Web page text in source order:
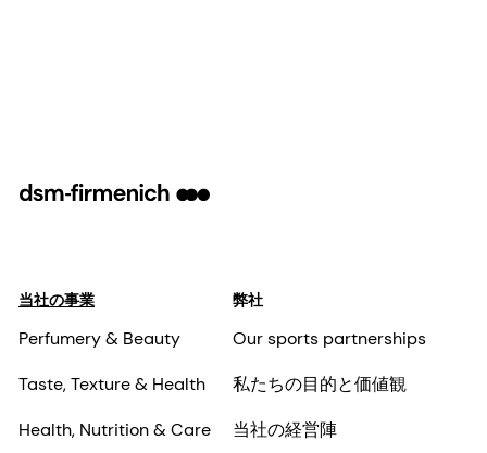
当社の事業
Perfumery & Beauty
Taste, Texture & Health
Health, Nutrition & Care
弊社
Our sports partnerships
私たちの目的と価値観
当社の経営陣